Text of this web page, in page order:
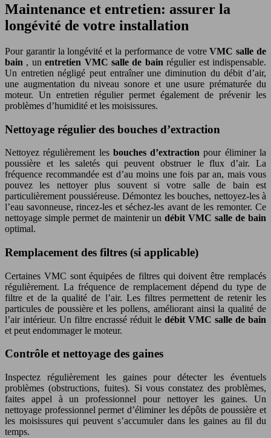
Maintenance et entretien: assurer la
longévité de votre installation
Pour garantir la longévité et la performance de votreVMC salle de
bain , unentretien VMC salle de bainrégulier est indispensable.
Un entretien négligé peut entraîner une diminution du débit d’air,
une augmentation du niveau sonore et une usure prématurée du
moteur. Un entretien régulier permet également de prévenir les
problèmes d’humidité et les moisissures.
Nettoyage régulier des bouches d’extraction
Nettoyez régulièrement les bouches d’extractionpour éliminer la
poussière et les saletés qui peuvent obstruer le flux d’air. La
fréquence recommandée est d’au moins une fois par an, mais vous
pouvez les nettoyer plus souvent si votre salle de bain est
particulièrement poussiéreuse. Démontez les bouches, nettoyez-les à
l’eau savonneuse, rincez-les et séchez-les avant de les remonter. Ce
nettoyage simple permet de maintenir undébit VMC salle de bain
optimal.
Remplacement des filtres (si applicable)
Certaines VMC sont équipées de filtres qui doivent être remplacés
régulièrement. La fréquence de remplacement dépend du type de
filtre et de la qualité de l’air. Les filtres permettent de retenir les
particules de poussière et les pollens, améliorant ainsi la qualité de
l’air intérieur. Un filtre encrassé réduit le débit VMC salle de bain
et peut endommager le moteur.
Contrôle et nettoyage des gaines
Inspectez régulièrement les gaines pour détecter les éventuels
problèmes (obstructions, fuites). Si vous constatez des problèmes,
faites appel à un professionnel pour nettoyer les gaines. Un
nettoyage professionnel permet d’éliminer les dépôts de poussière et
les moisissures qui peuvent s’accumuler dans les gaines au fil du
temps.